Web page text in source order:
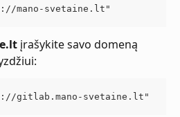
mano-svetaine.lt"
įrašykite savo domeną
gitlab.mano-svetaine.lt"